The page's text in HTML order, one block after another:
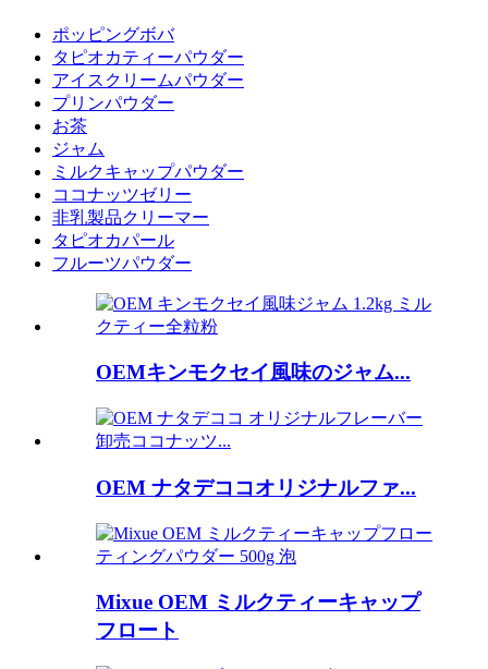
ポッピングボバ
タピオカティーパウダー
アイスクリームパウダー
プリンパウダー
お茶
ジャム
ミルクキャップパウダー
ココナッツゼリー
非乳製品クリーマー
タピオカパール
フルーツパウダー
OEMキンモクセイ風味のジャム...
OEM ナタデココオリジナルファ...
Mixue OEM ミルクティーキャップ
フロート